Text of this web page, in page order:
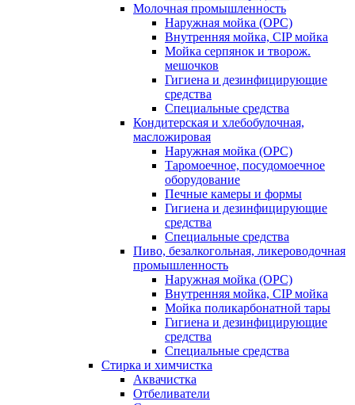
Молочная промышленность
Наружная мойка (ОРС)
Внутренняя мойка, CIP мойка
Мойка серпянок и творож.
мешочков
Гигиена и дезинфицирующие
средства
Специальные средства
Кондитерская и хлебобулочная,
масложировая
Наружная мойка (ОРС)
Таромоечное, посудомоечное
оборудование
Печные камеры и формы
Гигиена и дезинфицирующие
средства
Специальные средства
Пиво, безалкогольная, ликероводочная
промышленность
Наружная мойка (ОРС)
Внутренняя мойка, CIP мойка
Мойка поликарбонатной тары
Гигиена и дезинфицирующие
средства
Специальные средства
Стирка и химчистка
Аквачистка
Отбеливатели